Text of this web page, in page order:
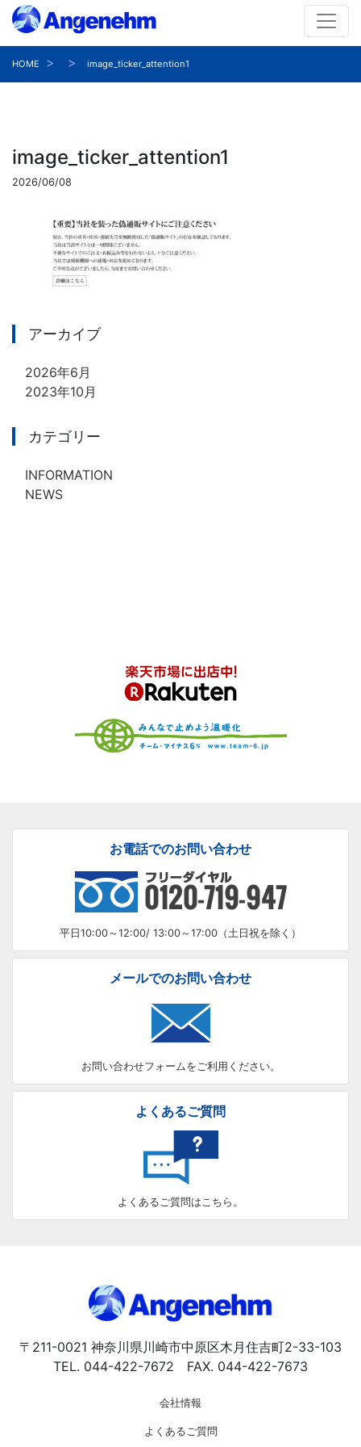
HOME image_ticker_attention1
image_ticker_attention1
2026/06/08
アーカイブ
2026年6月
2023年10月
カテゴリー
INFORMATION
NEWS
お電話でのお問い合わせ
平日10:00～12:00/ 13:00～17:00（土日祝を除く）
メールでのお問い合わせ
お問い合わせフォームをご利用ください。
よくあるご質問
よくあるご質問はこちら。
〒211-0021 神奈川県川崎市中原区木月住吉町2-33-103
TEL. 044-422-7672 FAX. 044-422-7673
会社情報
よくあるご質問